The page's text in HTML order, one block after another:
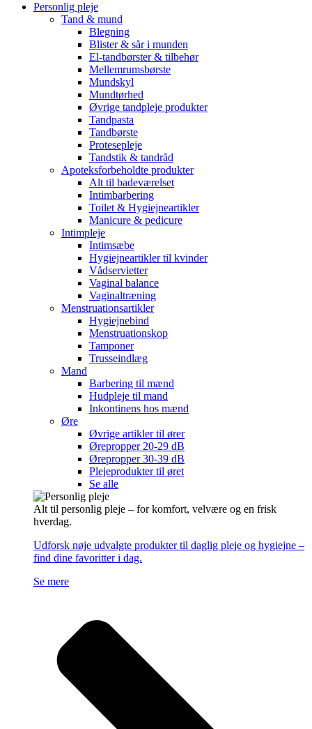
Personlig pleje
Tand & mund
Blegning
Blister & sår i munden
El-tandbørster & tilbehør
Mellemrumsbørste
Mundskyl
Mundtørhed
Øvrige tandpleje produkter
Tandpasta
Tandbørste
Protesepleje
Tandstik & tandråd
Apoteksforbeholdte produkter
Alt til badeværelset
Intimbarbering
Toilet & Hygiejneartikler
Manicure & pedicure
Intimpleje
Intimsæbe
Hygiejneartikler til kvinder
Vådservietter
Vaginal balance
Vaginaltræning
Menstruationsartikler
Hygiejnebind
Menstruationskop
Tamponer
Trusseindlæg
Mand
Barbering til mænd
Hudpleje til mand
Inkontinens hos mænd
Øre
Øvrige artikler til ører
Ørepropper 20-29 dB
Ørepropper 30-39 dB
Plejeprodukter til øret
Se alle
Alt til personlig pleje – for komfort, velvære og en frisk
hverdag.
Udforsk nøje udvalgte produkter til daglig pleje og hygiejne –
find dine favoritter i dag.
Se mere